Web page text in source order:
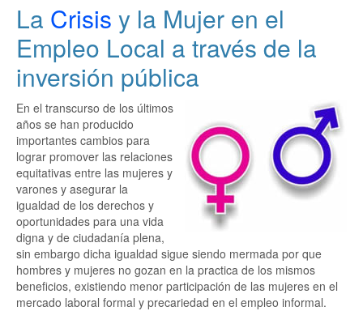
La Crisis y la Mujer en el
Empleo Local a través de la
inversión pública
En el transcurso de los últimos
años se han producido
importantes cambios para
lograr promover las relaciones
equitativas entre las mujeres y
varones y asegurar la
igualdad de los derechos y
oportunidades para una vida
digna y de ciudadanía plena,
sin embargo dicha igualdad sigue siendo mermada por que
hombres y mujeres no gozan en la practica de los mismos
beneficios, existiendo menor participación de las mujeres en el
mercado laboral formal y precariedad en el empleo informal.